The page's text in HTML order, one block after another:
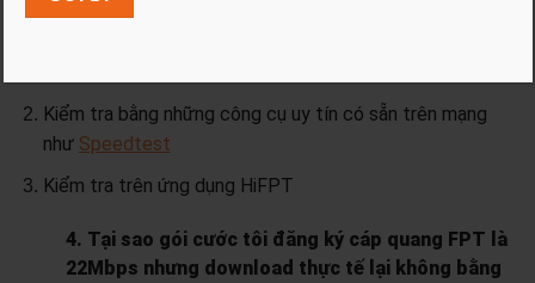
192.168.1.1
Kiểm tra bằng những công cụ uy tín có sẵn trên mạng
như Speedtest
Kiểm tra trên ứng dụng HiFPT
4. Tại sao gói cước tôi đăng ký cáp quang FPT là
22Mbps nhưng download thực tế lại không bằng